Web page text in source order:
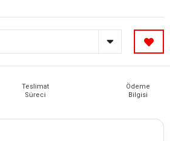
Teslimat
Süreci
Ödeme
Bilgisi